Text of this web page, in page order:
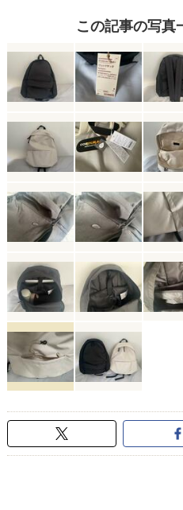
この記事の写真